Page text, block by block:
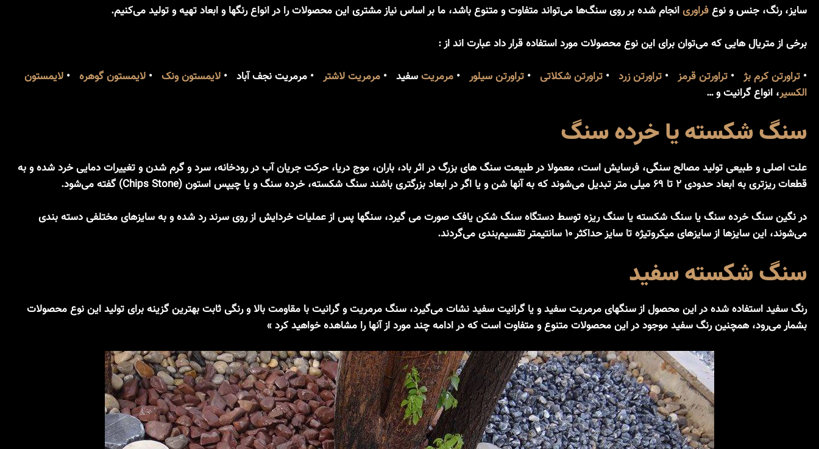
سایز، رنگ، جنس و نوعفراوریانجام شده بر روی سنگ‌ها می‌تواند متفاوت و متنوع باشد، ما بر اساس نیاز مشتری این محصولات را در انواع رنگها و ابعاد تهیه و تولید می‌کنیم.
برخی از متریال هایی که می‌توان برای این نوع محصولات مورد استفاده قرار داد عبارت اند از :
• تراورتن کرم بژ • تراورتن قرمز • تراورتن زرد • تراورتن شکلاتی • تراورتن سیلور • مرمریتسفید • مرمریت لاشتر • مرمریت نجف آباد • لایمستون ونک • لایمستون گوهره • لایمستون
الکسیر، انواع گرانیت و …
سنگ شکسته یا خرده سنگ
علت اصلی و طبیعی تولید مصالح سنگی، فرسایش است، معمولا در طبیعت سنگ های بزرگ در اثر باد، باران، موج دریا، حرکت جریان آب در رودخانه، سرد و گرم شدن و تغییرات دمایی خرد شده و به
قطعات ریزتری به ابعاد حدودی ۲ تا ۶۹ میلی متر تبدیل می‌شوند که به آنها شن و یا اگر در ابعاد بزرگتری باشند سنگ شکسته، خرده سنگ و یا چیپس استون (Chips Stone) گفته می‌شود.
در نگین سنگ خرده سنگ یا سنگ شکسته یا سنگ ریزه توسط دستگاه سنگ شکن یافک صورت می گیرد، سنگها پس از عملیات خردایش از روی سرند رد شده و به سایزهای مختلفی دسته بندی
می‌شوند، این سایزها از سایزهای میکروتیژه تا سایز حداکثر ۱۰ سانتیمتر تقسیم‌بندی می‌گردند.
سنگ شکسته سفید
رنگ سفید استفاده شده در این محصول از سنگهای مرمریت سفید و یا گرانیت سفید نشات می‌گیرد، سنگ مرمریت و گرانیت با مقاومت بالا و رنگی ثابت بهترین گزینه برای تولید این نوع محصولات
بشمار می‌رود، همچنین رنگ سفید موجود در این محصولات متنوع و متفاوت است که در ادامه چند مورد از آنها را مشاهده خواهید کرد »